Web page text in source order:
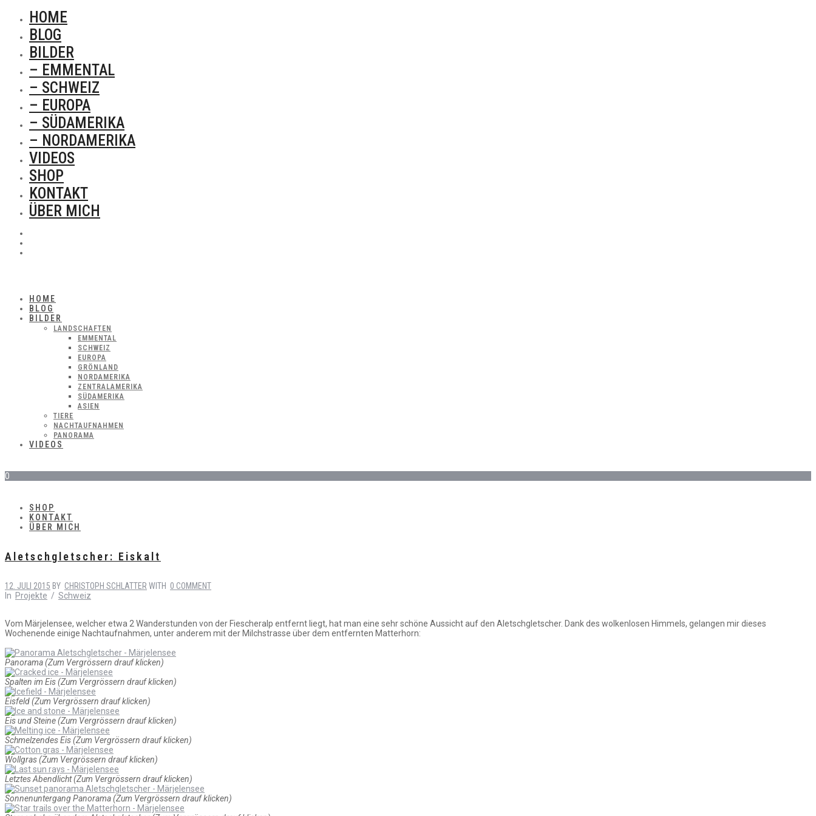
HOME
BLOG
BILDER
– EMMENTAL
– SCHWEIZ
– EUROPA
– SÜDAMERIKA
– NORDAMERIKA
VIDEOS
SHOP
KONTAKT
ÜBER MICH
HOME
BLOG
BILDER
LANDSCHAFTEN
EMMENTAL
SCHWEIZ
EUROPA
GRÖNLAND
NORDAMERIKA
ZENTRALAMERIKA
SÜDAMERIKA
ASIEN
TIERE
NACHTAUFNAHMEN
PANORAMA
VIDEOS
0
SHOP
KONTAKT
ÜBER MICH
Aletschgletscher: Eiskalt
12. JULI 2015 BY CHRISTOPH SCHLATTER WITH 0 COMMENT
In Projekte / Schweiz
Vom Märjelensee, welcher etwa 2 Wanderstunden von der Fiescheralp entfernt liegt, hat man eine sehr schöne Aussicht auf den Aletschgletscher. Dank des wolkenlosen Himmels, gelangen mir dieses
Wochenende einige Nachtaufnahmen, unter anderem mit der Milchstrasse über dem entfernten Matterhorn:
Panorama (Zum Vergrössern drauf klicken)
Spalten im Eis (Zum Vergrössern drauf klicken)
Eisfeld (Zum Vergrössern drauf klicken)
Eis und Steine (Zum Vergrössern drauf klicken)
Schmelzendes Eis (Zum Vergrössern drauf klicken)
Wollgras (Zum Vergrössern drauf klicken)
Letztes Abendlicht (Zum Vergrössern drauf klicken)
Sonnenuntergang Panorama (Zum Vergrössern drauf klicken)